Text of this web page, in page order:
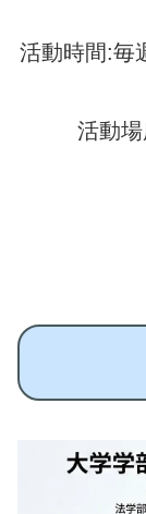
活動時間:毎
活動